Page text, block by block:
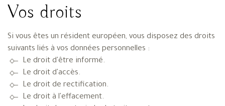
Vos droits
Si vous êtes un résident européen, vous disposez des droits
suivants liés à vos données personnelles :
Le droit d'être informé.
Le droit d'accès.
Le droit de rectification.
Le droit à l'effacement.